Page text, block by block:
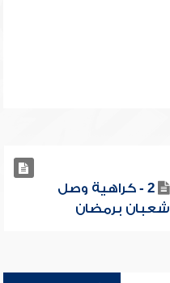
2 - كراهية وصل
شعبان برمضان